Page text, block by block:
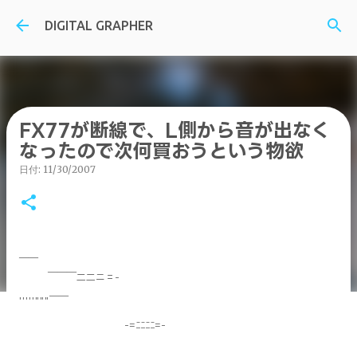
スキップしてメイン コンテンツに移動
DIGITAL GRAPHER
FX77が断線で、L側から音が出なく
なったので次何買おうという物欲
日付: 11/30/2007
￣￣￣二二ニ＝-
'''''"""￣￣
-=ﾆﾆﾆﾆ=-